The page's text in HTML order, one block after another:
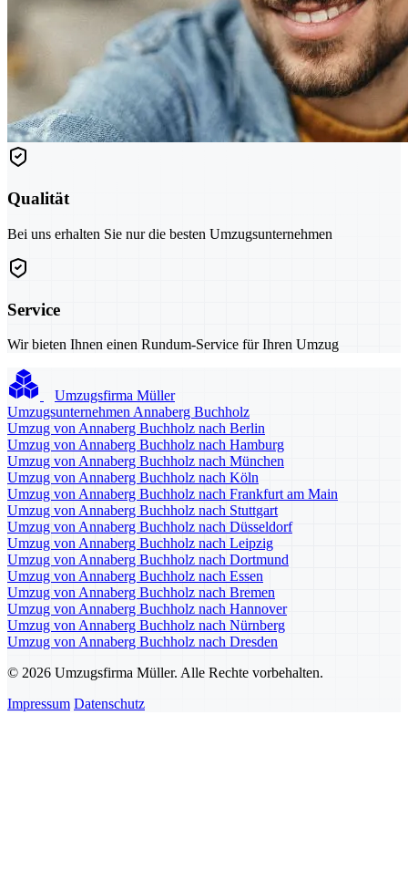
Qualität
Bei uns erhalten Sie nur die besten Umzugsunternehmen
Service
Wir bieten Ihnen einen Rundum-Service für Ihren Umzug
Umzugsfirma Müller
Umzugsunternehmen Annaberg Buchholz
Umzug von Annaberg Buchholz nach Berlin
Umzug von Annaberg Buchholz nach Hamburg
Umzug von Annaberg Buchholz nach München
Umzug von Annaberg Buchholz nach Köln
Umzug von Annaberg Buchholz nach Frankfurt am Main
Umzug von Annaberg Buchholz nach Stuttgart
Umzug von Annaberg Buchholz nach Düsseldorf
Umzug von Annaberg Buchholz nach Leipzig
Umzug von Annaberg Buchholz nach Dortmund
Umzug von Annaberg Buchholz nach Essen
Umzug von Annaberg Buchholz nach Bremen
Umzug von Annaberg Buchholz nach Hannover
Umzug von Annaberg Buchholz nach Nürnberg
Umzug von Annaberg Buchholz nach Dresden
© 2026 Umzugsfirma Müller. Alle Rechte vorbehalten.
Impressum Datenschutz